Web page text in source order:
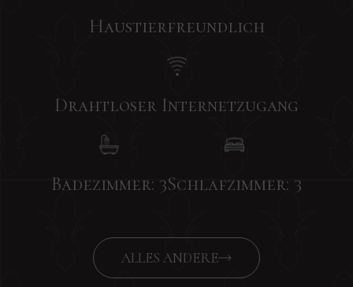
Haustierfreundlich
Drahtloser Internetzugang
Badezimmer: 3Schlafzimmer: 3
ALLES ANDERE